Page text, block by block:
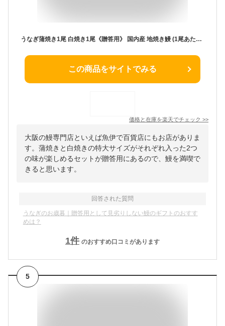
うなぎ蒲焼き1尾 白焼き1尾《贈答用》 国内産 地焼き鰻 (1尾あたり 蒲焼き 特大160g-174g/白焼き 特大150g-164g) 炭焼きうなぎの魚伊 鰻 うなぎ ウナギ 中元 歳暮 ギフト 土用丑 誕生日 プレゼント グルメ お祝 _
この商品をサイトでみる
価格と在庫を楽天でチェック >>
大阪の鰻専門店といえば魚伊で百貨店にもお店がありま
す。蒲焼きと白焼きの特大サイズがそれぞれ入った2つ
の味が楽しめるセットが贈答用にあるので、鰻を満喫で
きると思います。
回答された質問
うなぎのお歳暮｜贈答用として見劣りしない鰻のギフトのおすす
めは？
1件 のおすすめ口コミがあります
5